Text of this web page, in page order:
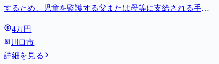
するため、児童を監護する父または母等に支給される手
4万円
川口市
詳細を見る